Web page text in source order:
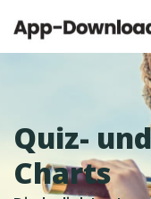
Quiz-
Charts